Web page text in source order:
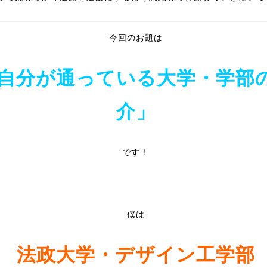
今回のお題は
分が通っている大学・学部
介」
です！
僕は
法政大学・デザイン工学部